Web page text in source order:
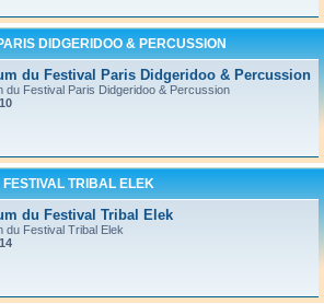
DIDGERIDOO & PERCUSSION
du Festival Paris Didgeridoo & Percussion
du Festival Paris Didgeridoo & Percussion
10
FESTIVAL TRIBAL ELEK
du Festival Tribal Elek
du Festival Tribal Elek
14